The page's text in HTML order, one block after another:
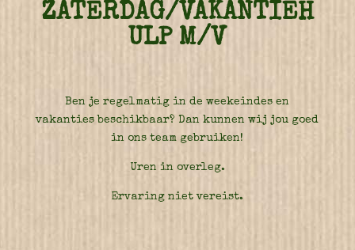
ZATERDAG/VAKANTIEH
ULP M/V
Ben je regelmatig in de weekeindes en
vakanties beschikbaar? Dan kunnen wij jou goed
in ons team gebruiken!
Uren in overleg.
Ervaring niet vereist.